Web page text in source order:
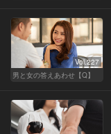
Vol.227
男と女の答えあわせ【Q】